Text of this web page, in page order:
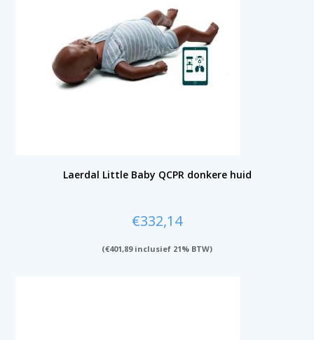
Laerdal Little Baby QCPR donkere huid
€332,14
(€401,89inclusief 21% BTW)